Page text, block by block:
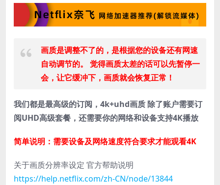
画质是调整不了的，是根据您的设备还有网速
自动调节的。 觉得画质太差的话可以先暂停一
会，让它缓冲下，画质就会恢复正常！
我们都是最高级的订阅，4k+uhd画质 除了账户需要订
阅UHD高级套餐，还需要你的网络和设备支持4K播放
简单说明：需要设备及网络速度符合要求才能观看4K
关于画质分辨率设定 官方帮助说明
https://help.netflix.com/zh-CN/node/13844